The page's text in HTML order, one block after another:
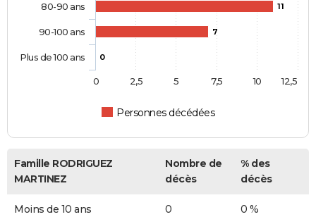
11
7
0
Personnes décédées
80-90 ans
90-100 ans
Plus de 100 ans
0 10
2,5 5 7,5 12,5
Famille RODRIGUEZ
MARTINEZ
Nombre de
décès
% des
décès
Moins de 10 ans 0 0 %